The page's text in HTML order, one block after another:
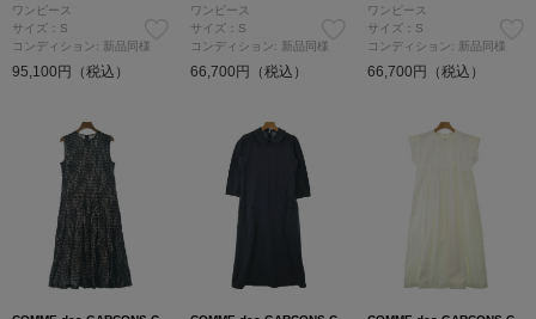
ワンピース
サイズ：S
コンディション: 新品同様
95,100円（税込）
ワンピース
サイズ：S
コンディション: 新品同様
66,700円（税込）
ワンピース
サイズ：S
コンディション: 新品同様
66,700円（税込）